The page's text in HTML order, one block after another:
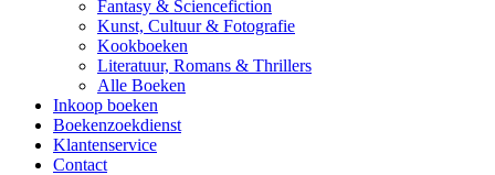
Fantasy & Sciencefiction
Kunst, Cultuur & Fotografie
Kookboeken
Literatuur, Romans & Thrillers
Alle Boeken
Inkoop boeken
Boekenzoekdienst
Klantenservice
Contact